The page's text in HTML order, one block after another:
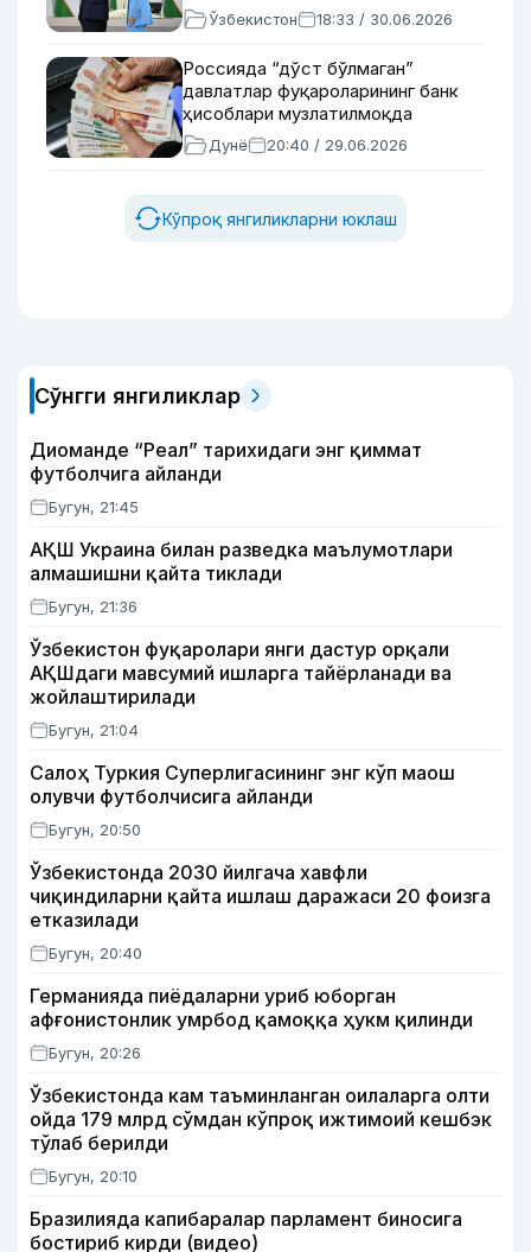
Ўзбекистон 18:33 / 30.06.2026
Россияда “дўст бўлмаган”
давлатлар фуқароларининг банк
ҳисоблари музлатилмоқда
Дунё 20:40 / 29.06.2026
Кўпроқ янгиликларни юклаш
Сўнгги янгиликлар
Диоманде “Реал” тарихидаги энг қиммат
футболчига айланди
Бугун, 21:45
АҚШ Украина билан разведка маълумотлари
алмашишни қайта тиклади
Бугун, 21:36
Ўзбекистон фуқаролари янги дастур орқали
АҚШдаги мавсумий ишларга тайёрланади ва
жойлаштирилади
Бугун, 21:04
Салоҳ Туркия Суперлигасининг энг кўп маош
олувчи футболчисига айланди
Бугун, 20:50
Ўзбекистонда 2030 йилгача хавфли
чиқиндиларни қайта ишлаш даражаси 20 фоизга
етказилади
Бугун, 20:40
Германияда пиёдаларни уриб юборган
афғонистонлик умрбод қамоққа ҳукм қилинди
Бугун, 20:26
Ўзбекистонда кам таъминланган оилаларга олти
ойда 179 млрд сўмдан кўпроқ ижтимоий кешбэк
тўлаб берилди
Бугун, 20:10
Бразилияда капибаралар парламент биносига
бостириб кирди (видео)